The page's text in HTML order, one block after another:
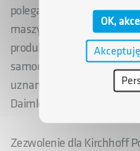
polegał na rozbudowie
maszyny i urządzenia
produkcji nowego
samochodów. Odbiorcami
uznanych marek
Daimler, BMW, Audi.
Zezwolenie dla Kirchhoff
OK,